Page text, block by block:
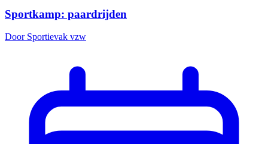
Sportkamp: paardrijden
Door Sportievak vzw